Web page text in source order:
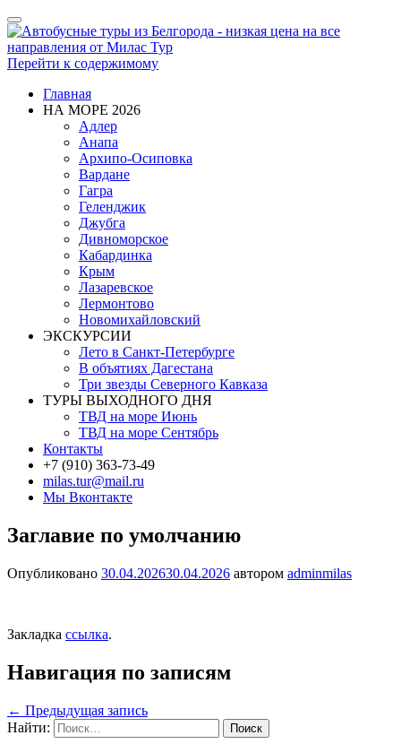
Показать/
Скрыть
навигацию
Перейти к содержимому
Главная
НА МОРЕ 2026
Адлер
Анапа
Архипо-Осиповка
Вардане
Гагра
Геленджик
Джубга
Дивноморское
Кабардинка
Крым
Лазаревское
Лермонтово
Новомихайловский
ЭКСКУРСИИ
Лето в Санкт-Петербурге
В объятиях Дагестана
Три звезды Северного Кавказа
ТУРЫ ВЫХОДНОГО ДНЯ
ТВД на море Июнь
ТВД на море Сентябрь
Контакты
+7 (910) 363-73-49
milas.tur@mail.ru
Мы Вконтакте
Заглавие по умолчанию
Опубликовано 30.04.202630.04.2026 автором adminmilas
Закладка ссылка.
Навигация по записям
← Предыдущая запись
Найти: